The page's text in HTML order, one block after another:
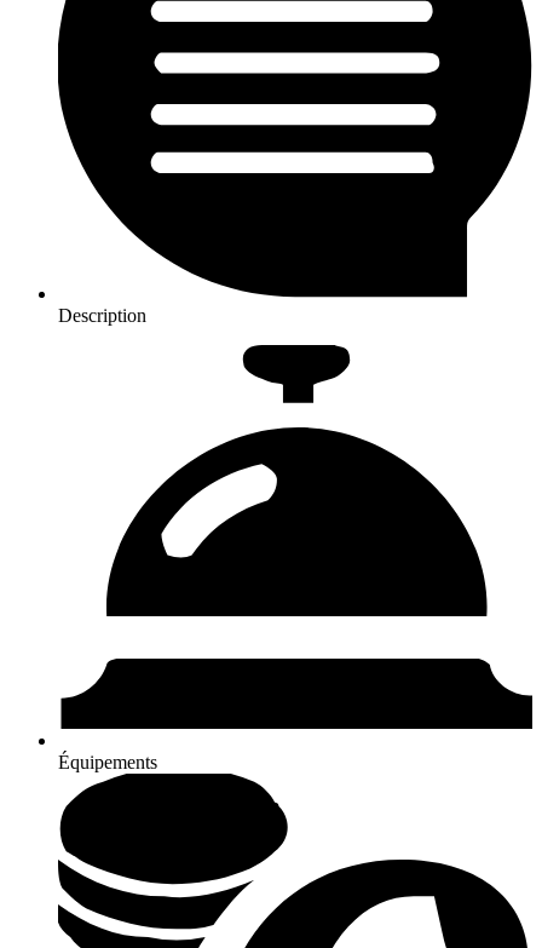
Description
Équipements